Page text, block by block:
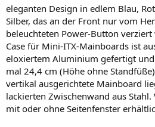
eleganten Design in edlem Blau,
Silber, das an der Front nur vom
beleuchteten Power-Button verziert
Case für Mini-ITX-Mainboards ist
eloxiertem Aluminium gefertigt
mal 24,4 cm (Höhe ohne
vertikal ausgerichtete Mainboard
lackierten Zwischenwand aus
mit oder ohne Seitenfenster